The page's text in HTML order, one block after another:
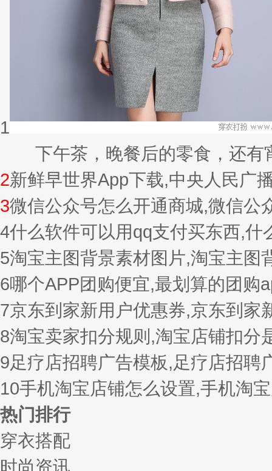
1
下午茶，晚餐后的零食，还有
2新鲜早世界App下载,中央人民广
3微信公众号怎么开通商城,微信公
4什么软件可以用qq支付买东西,什
5淘宝主图背景素材图片,淘宝主图
6哪个APP团购便宜,最划算的团购
7京东到家新用户优惠券,京东到家
8淘宝卖家扣分规则,淘宝店铺扣分
9足疗店招聘广告模板,足疗店招聘
10手机淘宝店铺怎么设置,手机淘
热门排行
穿衣搭配
时尚资讯